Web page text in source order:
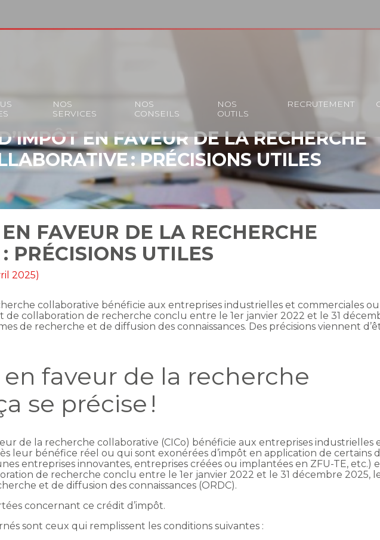
NOS
SERVICES
NOS
CONSEILS
NOS
OUTILS
RECRUTEMENT
EN FAVEUR DE LA RECHERCHE
: PRÉCISIONS UTILES
FAVEUR DE LA RECHERCHE
PRÉCISIONS UTILES
2025)
collaborative bénéficie aux entreprises industrielles et commerciales
de collaboration de recherche conclu entre le 1er janvier 2022 et le 31
de recherche et de diffusion des connaissances. Des précisions viennent
faveur de la recherche
se précise !
de la recherche collaborative (CICo) bénéficie aux entreprises industrielles
leur bénéfice réel ou qui sont exonérées d’impôt en application de certains
entreprises innovantes, entreprises créées ou implantées en ZFU-TE, etc.)
de recherche conclu entre le 1er janvier 2022 et le 31 décembre 2025,
et de diffusion des connaissances (ORDC).
concernant ce crédit d’impôt.
sont ceux qui remplissent les conditions suivantes :